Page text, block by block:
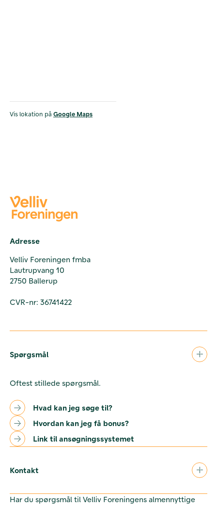
Vis lokation på Google Maps
Adresse
Velliv Foreningen fmba
Lautrupvang 10
2750 Ballerup
CVR-nr: 36741422
Spørgsmål
Oftest stillede spørgsmål.
Hvad kan jeg søge til?
Hvordan kan jeg få bonus?
Link til ansøgningssystemet
Kontakt
Har du spørgsmål til Velliv Foreningens almennyttige